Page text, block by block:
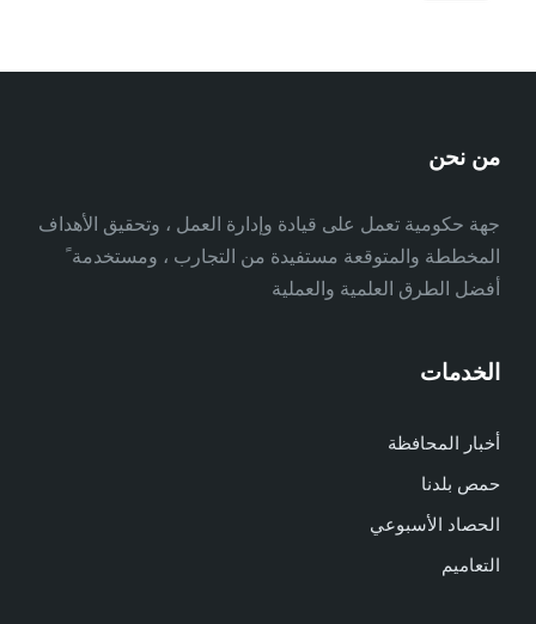
من نحن
جهة حكومية تعمل على قيادة وإدارة العمل ، وتحقيق الأهداف
المخططة والمتوقعة مستفيدة من التجارب ، ومستخدمة ً
أفضل الطرق العلمية والعملية
الخدمات
أخبار المحافظة
حمص بلدنا
الحصاد الأسبوعي
التعاميم